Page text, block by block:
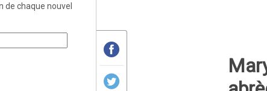
de chaque nouvel